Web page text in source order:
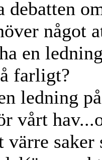
debatten
något
en
farligt?
ledning
vårt
värre